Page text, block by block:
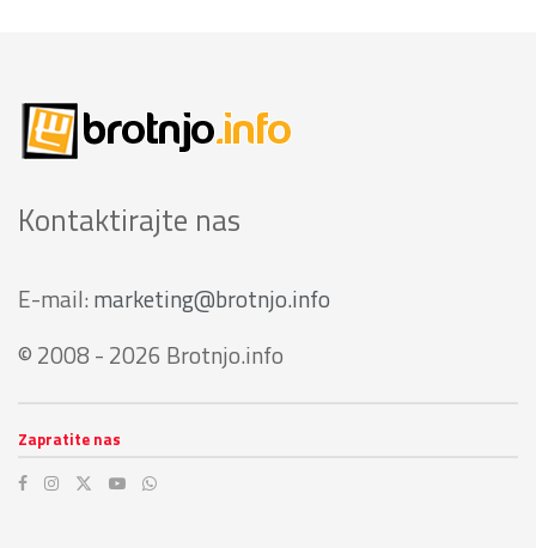
Kontaktirajte nas
E-mail: marketing@brotnjo.info
© 2008 - 2026 Brotnjo.info
Zapratite nas